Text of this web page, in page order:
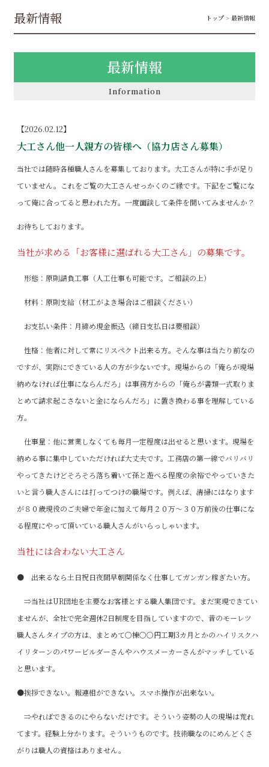
最新情報 トップ > 最新情報
最新情報
Information
【2026.02.12】
大工さん他一人親方の皆様へ（協力店さん募集）
当社では随時各種職人さんを募集しております。大工さんが特に手が足り
ていません。これをご覧の大工さんせっかくのご縁です。下記をご覧にな
って俺に合ってると思われた方。一度面談して条件を聞いてみませんか？
お待ちしております。
当社が求める「お客様に選ばれる大工さん」の募集です。
形態：原則請負工事（人工仕事も可能です。ご相談の上）
材料：原則支給（材工がよき場合はご相談ください）
お支払い条件：月締め現金振込（締日支払日は要相談）
性格：他者に対して常にリスペクト出来る方。そんな事は当たり前なの
ですが、実際にできている人の方が少ないです。現場からの「俺らが現場
納めなければ仕事にならんだろ」は事務方からの「俺らが書類一式取りま
とめて請求起こさないと金にならんだろ」に置き換わる事を理解している
方。
仕事量：他に営業しなくても毎月一定程度は出せると思います。現場を
納める事に集中していただければ大丈夫です。工務店の第一線でバリバリ
やってきたけどそろそろ落ち着いて孫と遊べる程度の余裕でやっていきた
いと言う職人さんには打ってつけの職場です。例えば、清掃にはなります
が８０歳現役のご夫婦で年金に加えて毎月２０万～３０万前後の仕事にな
る程度にやって頂いている職人さんがいらっしゃいます。
当社には合わない大工さん
● 出来るなら土日祝日夜間早朝関係なく仕事してガンガン稼ぎたい方。
⇒当社はUR団地を主要なお客様とする職人集団です。まだ実現できてい
ませんが、全社で完全週休2日制度を目指していますので、昔のモーレツ
職人さんタイプの方は、まとめて〇棟〇〇円工期3カ月とかのハイリスクハ
イリターンのパワービルダーさんやハウスメーカーさんがマッチしている
と思います。
●挨拶できない。報連相ができない。スマホ操作が出来ない。
⇒やればできるのにやらないだけです。そういう姿勢の人の現場は荒れ
てます。経験上分かります。そういうものです。技術職なのにめんどくさ
がりは職人の資格はありません。